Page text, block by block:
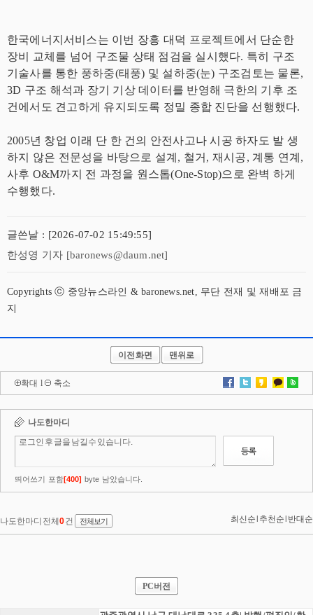
한국에너지서비스는 이번 장흥 대덕 프로젝트에서 단순한
장비 교체를 넘어 구조물 상태 점검을 실시했다. 특히 구조
기술사를 통한 풍하중(태풍) 및 설하중(눈) 구조검토는 물론,
3D 구조 해석과 장기 기상 데이터를 반영해 극한의 기후 조
건에서도 견고하게 유지되도록 정밀 종합 진단을 선행했다.
2005년 창업 이래 단 한 건의 안전사고나 시공 하자도 발 생
하지 않은 전문성을 바탕으로 설계, 철거, 재시공, 계통 연계,
사후 O&M까지 전 과정을 원스톱(One-Stop)으로 완벽 하게
수행했다.
글쓴날 : [2026-07-02 15:49:55]
한성영 기자 [baronews@daum.net]
Copyrights ⓒ 중앙뉴스라인 & baronews.net, 무단 전재 및 재배포 금
지
이전화면 맨위로
확대 l 축소
PC버전